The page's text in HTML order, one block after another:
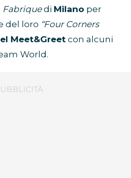
Fabriquedi Milano per
del loro “Four Corners
Meet&Greet con alcuni
World.